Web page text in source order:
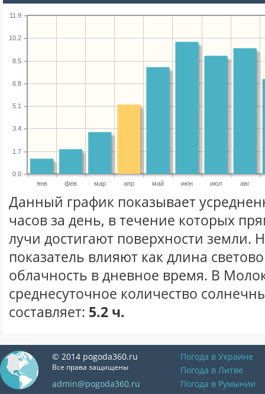
янв фев мар апр май июн июл авг
0.0
1.7
3.4
5.1
6.8
8.5
10.2
11.9
Данный график показывает
часов за день, в течение которых
лучи достигают поверхности земли.
показатель влияют как длина
облачность в дневное время. В
среднесуточное количество
составляет: 5.2 ч.
© 2014 pogoda360.ru
Все права защищены
admin@pogoda360.ru
Погода в Украине
Погода в Литве
Погода в Румынии